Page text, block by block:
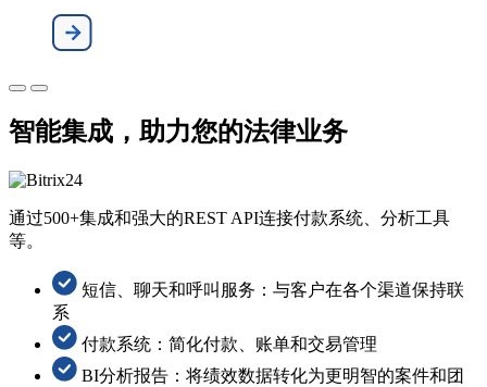
智能集成，助力您的法律业务
通过500+集成和强大的REST API连接付款系统、分析工具
等。
短信、聊天和呼叫服务：与客户在各个渠道保持联
系
付款系统：简化付款、账单和交易管理
BI分析报告：将绩效数据转化为更明智的案件和团